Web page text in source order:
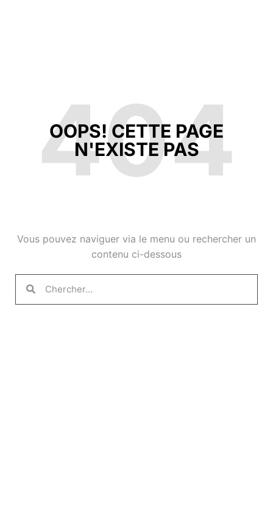
404
OOPS! CETTE PAGE
N'EXISTE PAS
Vous pouvez naviguer via le menu ou rechercher un
contenu ci-dessous